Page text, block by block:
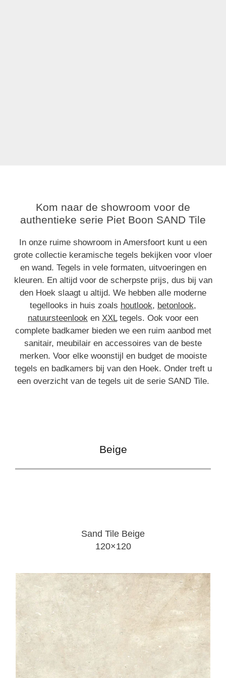
Kom naar de showroom voor de
authentieke serie Piet Boon SAND Tile
In onze ruime showroom in Amersfoort kunt u een
grote collectie keramische tegels bekijken voor vloer
en wand. Tegels in vele formaten, uitvoeringen en
kleuren. En altijd voor de scherpste prijs, dus bij van
den Hoek slaagt u altijd. We hebben alle moderne
tegellooks in huis zoals houtlook, betonlook,
natuursteenlook en XXLtegels. Ook voor een
complete badkamer bieden we een ruim aanbod met
sanitair, meubilair en accessoires van de beste
merken. Voor elke woonstijl en budget de mooiste
tegels en badkamers bij van den Hoek. Onder treft u
een overzicht van de tegels uit de serie SAND Tile.
Beige
Sand Tile Beige
120×120